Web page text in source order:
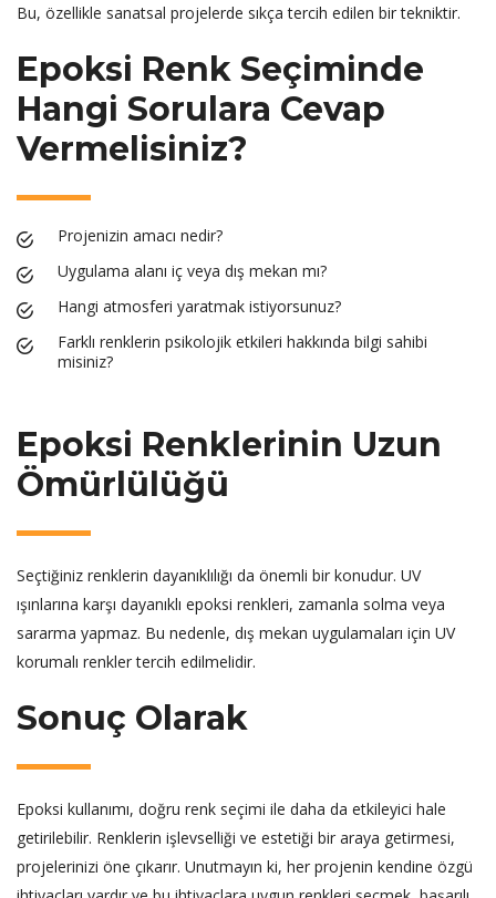
Bu, özellikle sanatsal projelerde sıkça tercih edilen bir tekniktir.
Epoksi Renk Seçiminde
Hangi Sorulara Cevap
Vermelisiniz?
Projenizin amacı nedir?
Uygulama alanı iç veya dış mekan mı?
Hangi atmosferi yaratmak istiyorsunuz?
Farklı renklerin psikolojik etkileri hakkında bilgi sahibi
misiniz?
Epoksi Renklerinin Uzun
Ömürlülüğü
Seçtiğiniz renklerin dayanıklılığı da önemli bir konudur. UV
ışınlarına karşı dayanıklı epoksi renkleri, zamanla solma veya
sararma yapmaz. Bu nedenle, dış mekan uygulamaları için UV
korumalı renkler tercih edilmelidir.
Sonuç Olarak
Epoksi kullanımı, doğru renk seçimi ile daha da etkileyici hale
getirilebilir. Renklerin işlevselliği ve estetiği bir araya getirmesi,
projelerinizi öne çıkarır. Unutmayın ki, her projenin kendine özgü